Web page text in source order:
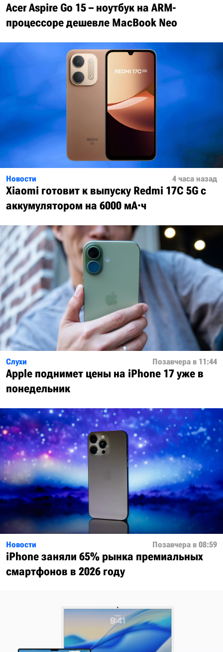
Acer Aspire Go 15 – ноутбук на ARM-
процессоре дешевле MacBook Neo
Новости 4 часа назад
Xiaomi готовит к выпуску Redmi 17C 5G с
аккумулятором на 6000 мА·ч
Слухи Позавчера в 11:44
Apple поднимет цены на iPhone 17 уже в
понедельник
Новости Позавчера в 08:59
iPhone заняли 65% рынка премиальных
смартфонов в 2026 году